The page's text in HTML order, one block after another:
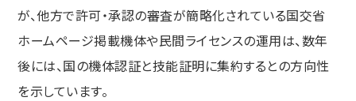
が、他方で許可・承認の審査が簡略化されている国交省
ホームページ掲載機体や民間ライセンスの運用は、数年
後には、国の機体認証と技能証明に集約するとの方向性
を示しています。